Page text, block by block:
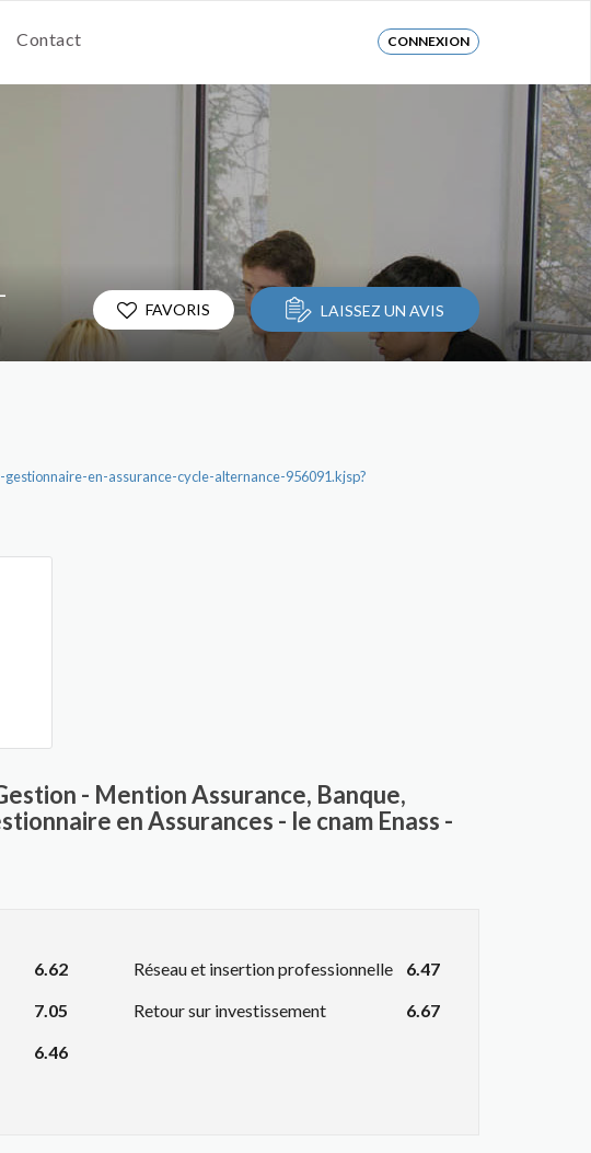
Contact CONNEXION
en-assurance-cycle-alternance-956091.kjsp?
FAVORIS LAISSEZ UN AVIS
- Mention Assurance, Banque,
en Assurances - le cnam Enass -
6.62
7.05
6.46
Réseau et insertion professionnelle
6.47
Retour sur investissement
6.67